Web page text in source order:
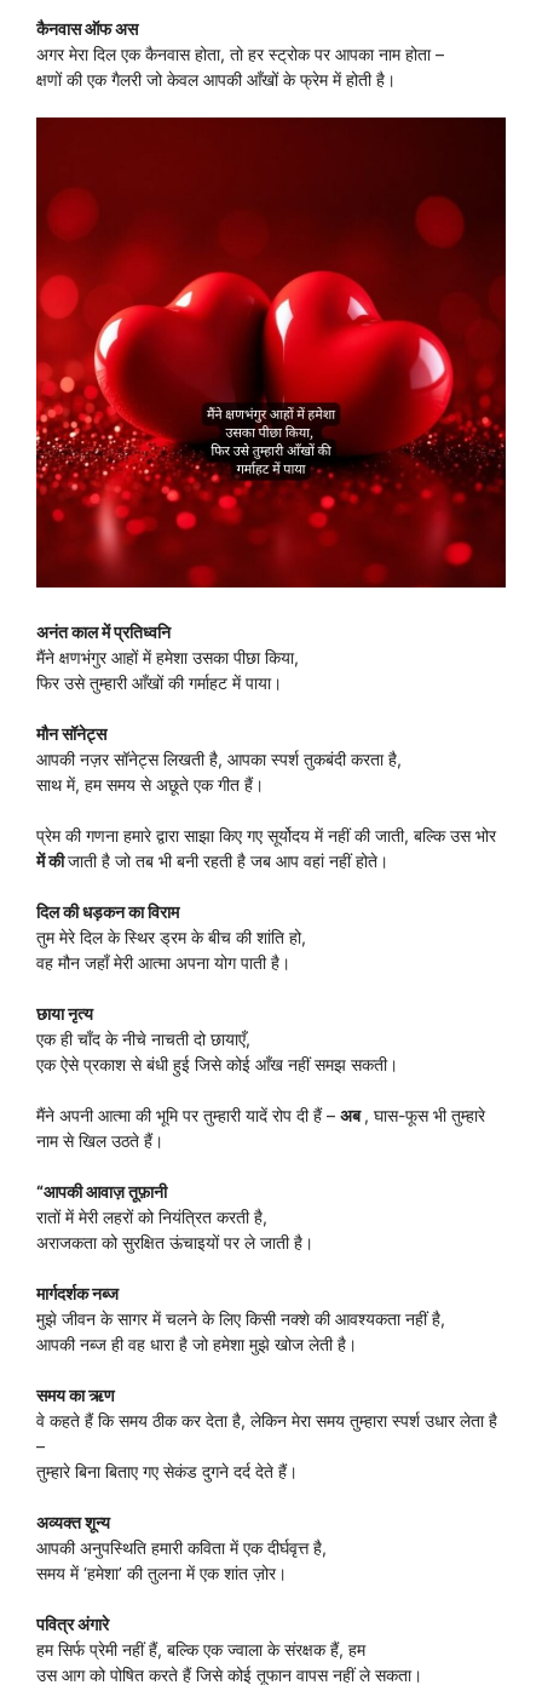
कैनवास ऑफ अस
अगर मेरा दिल एक कैनवास होता, तो हर स्ट्रोक पर आपका नाम होता –
क्षणों की एक गैलरी जो केवल आपकी आँखों के फ्रेम में होती है।
अनंत काल में प्रतिध्वनि
मैंने क्षणभंगुर आहों में हमेशा उसका पीछा किया,
फिर उसे तुम्हारी आँखों की गर्माहट में पाया।
मौन सॉनेट्स
आपकी नज़र सॉनेट्स लिखती है, आपका स्पर्श तुकबंदी करता है,
साथ में, हम समय से अछूते एक गीत हैं।
प्रेम की गणना हमारे द्वारा साझा किए गए सूर्योदय में नहीं की जाती, बल्कि उस भोर
में कीजाती है जो तब भी बनी रहती है जब आप वहां नहीं होते।
दिल की धड़कन का विराम
तुम मेरे दिल के स्थिर ड्रम के बीच की शांति हो,
वह मौन जहाँ मेरी आत्मा अपना योग पाती है।
छाया नृत्य
एक ही चाँद के नीचे नाचती दो छायाएँ,
एक ऐसे प्रकाश से बंधी हुई जिसे कोई आँख नहीं समझ सकती।
मैंने अपनी आत्मा की भूमि पर तुम्हारी यादें रोप दी हैं – अब, घास-फूस भी तुम्हारे
नाम से खिल उठते हैं।
“आपकी आवाज़ तूफ़ानी
रातों में मेरी लहरों को नियंत्रित करती है,
अराजकता को सुरक्षित ऊंचाइयों पर ले जाती है।
मार्गदर्शक नब्ज
मुझे जीवन के सागर में चलने के लिए किसी नक्शे की आवश्यकता नहीं है,
आपकी नब्ज ही वह धारा है जो हमेशा मुझे खोज लेती है।
समय का ऋण
वे कहते हैं कि समय ठीक कर देता है, लेकिन मेरा समय तुम्हारा स्पर्श उधार लेता है
–
तुम्हारे बिना बिताए गए सेकंड दुगने दर्द देते हैं।
अव्यक्त शून्य
आपकी अनुपस्थिति हमारी कविता में एक दीर्घवृत्त है,
समय में ‘हमेशा’ की तुलना में एक शांत ज़ोर।
पवित्र अंगारे
हम सिर्फ प्रेमी नहीं हैं, बल्कि एक ज्वाला के संरक्षक हैं, हम
उस आग को पोषित करते हैं जिसे कोई तूफान वापस नहीं ले सकता।